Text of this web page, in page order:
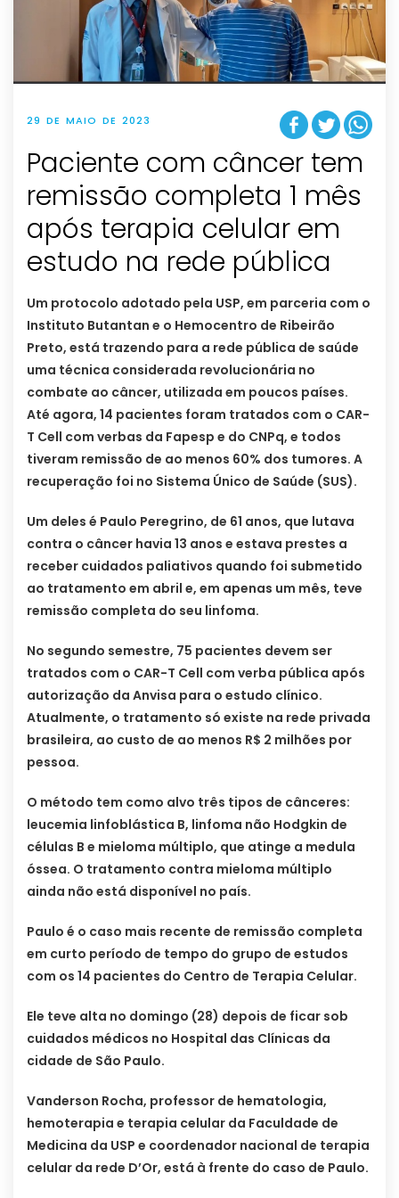
29 DE MAIO DE 2023
Paciente com câncer tem
remissão completa 1 mês
após terapia celular em
estudo na rede pública
Um protocolo adotado pela USP, em parceria com o
Instituto Butantan e o Hemocentro de Ribeirão
Preto, está trazendo para a rede pública de saúde
uma técnica considerada revolucionária no
combate ao câncer, utilizada em poucos países.
Até agora, 14 pacientes foram tratados com o CAR-
T Cell com verbas da Fapesp e do CNPq, e todos
tiveram remissão de ao menos 60% dos tumores. A
recuperação foi no Sistema Único de Saúde (SUS).
Um deles é Paulo Peregrino, de 61 anos, que lutava
contra o câncer havia 13 anos e estava prestes a
receber cuidados paliativos quando foi submetido
ao tratamento em abril e, em apenas um mês, teve
remissão completa do seu linfoma.
No segundo semestre, 75 pacientes devem ser
tratados com o CAR-T Cell com verba pública após
autorização da Anvisa para o estudo clínico.
Atualmente, o tratamento só existe na rede privada
brasileira, ao custo de ao menos R$ 2 milhões por
pessoa.
O método tem como alvo três tipos de cânceres:
leucemia linfoblástica B, linfoma não Hodgkin de
células B e mieloma múltiplo, que atinge a medula
óssea. O tratamento contra mieloma múltiplo
ainda não está disponível no país.
Paulo é o caso mais recente de remissão completa
em curto período de tempo do grupo de estudos
com os 14 pacientes do Centro de Terapia Celular.
Ele teve alta no domingo (28) depois de ficar sob
cuidados médicos no Hospital das Clínicas da
cidade de São Paulo.
Vanderson Rocha, professor de hematologia,
hemoterapia e terapia celular da Faculdade de
Medicina da USP e coordenador nacional de terapia
celular da rede D’Or, está à frente do caso de Paulo.